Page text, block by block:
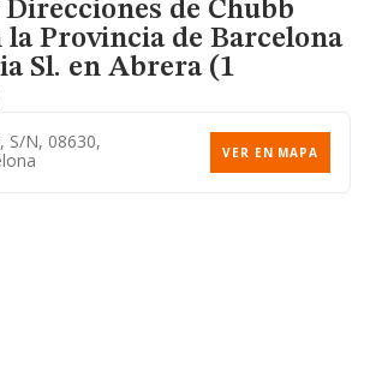
Direcciones de Chubb
la Provincia de Barcelona
Sl. en Abrera (1
S/n, 08630,
VER EN MAPA